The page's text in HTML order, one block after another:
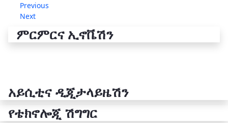
Previous
Next
ምርምርና ኢኖቬሽን
አይሲቲና ዲጂታላይዜሽን
የቴክኖሎጂ ሽግግር